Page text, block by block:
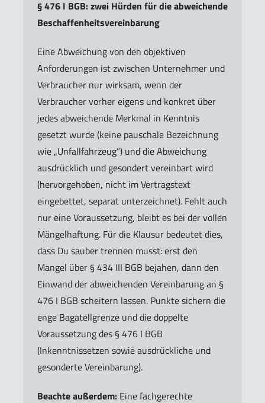
§ 476 I BGB: zwei Hürden für die abweichende
Beschaffenheitsvereinbarung
Eine Abweichung von den objektiven
Anforderungen ist zwischen Unternehmer und
Verbraucher nur wirksam, wenn der
Verbraucher vorher eigens und konkret über
jedes abweichende Merkmal in Kenntnis
gesetzt wurde (keine pauschale Bezeichnung
wie „Unfallfahrzeug”) und die Abweichung
ausdrücklich und gesondert vereinbart wird
(hervorgehoben, nicht im Vertragstext
eingebettet, separat unterzeichnet). Fehlt auch
nur eine Voraussetzung, bleibt es bei der vollen
Mängelhaftung. Für die Klausur bedeutet dies,
dass Du sauber trennen musst: erst den
Mangel über § 434 III BGB bejahen, dann den
Einwand der abweichenden Vereinbarung an §
476 I BGB scheitern lassen. Punkte sichern die
enge Bagatellgrenze und die doppelte
Voraussetzung des § 476 I BGB
(Inkenntnissetzen sowie ausdrückliche und
gesonderte Vereinbarung).
Beachte außerdem: Eine fachgerechte